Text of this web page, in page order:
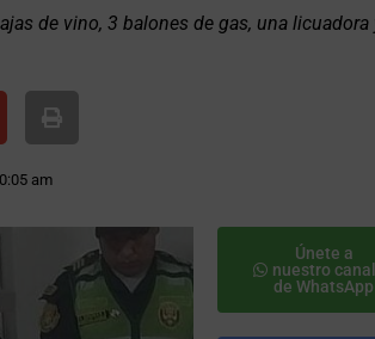
de vino, 3 balones de gas, una licuadora
am
Únete a
nuestro canal
de WhatsApp